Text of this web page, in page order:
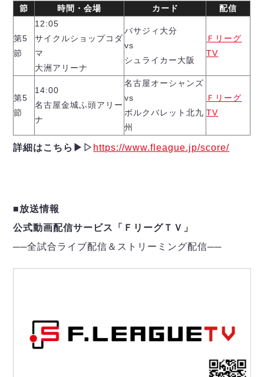
節 時間・会場 カード 配信
第5
節
12:05
サイクルショップコダ
マ
大洲アリーナ
バサジィ大分
vs
シュライカー大阪
Ｆリーグ
TV
第5
節
14:00
名古屋金城ふ頭アリー
ナ
名古屋オーシャンズ
vs
ボルクバレット北九
州
Ｆリーグ
TV
詳細はこちら▶︎▷ https://www.fleague.jp/score/
■放送情報
公式動画配信サービス「ＦリーグＴＶ」
──全試合ライブ配信＆ストリーミング配信──